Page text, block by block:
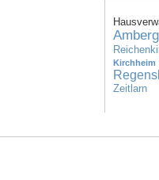
Amberg
Kirchheim
Zeitlarn